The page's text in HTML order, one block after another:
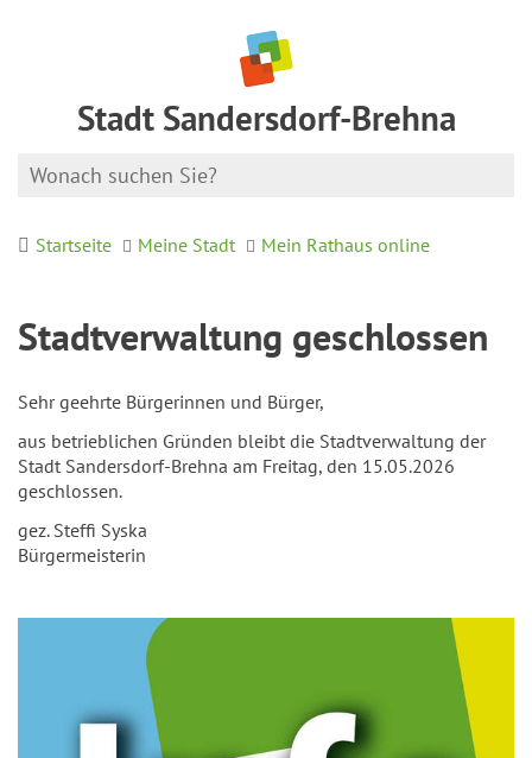
Stadt Sandersdorf-Brehna
Startseite Meine Stadt Mein Rathaus online
Stadtverwaltung geschlossen
Sehr geehrte Bürgerinnen und Bürger,
aus betrieblichen Gründen bleibt die Stadtverwaltung der
Stadt Sandersdorf-Brehna am Freitag, den 15.05.2026
geschlossen.
gez. Steffi Syska
Bürgermeisterin